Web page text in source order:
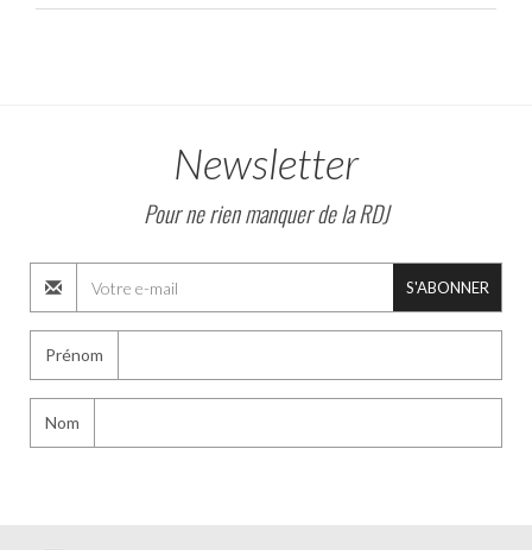
Newsletter
Pour ne rien manquer de la RDJ
S'ABONNER
Prénom
Nom